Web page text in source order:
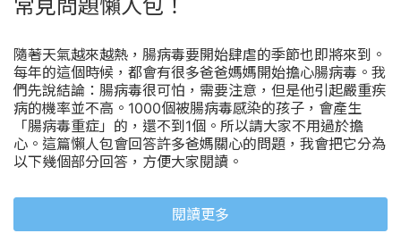
常見問題懶人包！
隨著天氣越來越熱，腸病毒要開始肆虐的季節也即將來到。
每年的這個時候，都會有很多爸爸媽媽開始擔心腸病毒。我
們先說結論：腸病毒很可怕，需要注意，但是他引起嚴重疾
病的機率並不高。1000個被腸病毒感染的孩子，會產生
「腸病毒重症」的，還不到1個。所以請大家不用過於擔
心。這篇懶人包會回答許多爸媽關心的問題，我會把它分為
以下幾個部分回答，方便大家閱讀。
閱讀更多